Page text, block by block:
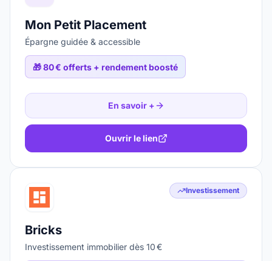
Mon Petit Placement
Épargne guidée & accessible
🎁80 € offerts + rendement boosté
En savoir +
Ouvrir le lien
Investissement
Bricks
Investissement immobilier dès 10 €